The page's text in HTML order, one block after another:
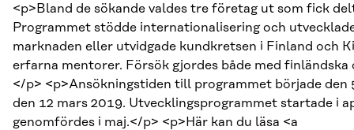
<p>Bland de sökande valdes tre företag ut som fick
Programmet stödde internationalisering och
marknaden eller utvidgade kundkretsen i Finland och
erfarna mentorer. Försök gjordes både med finländska
</p> <p>Ansökningstiden till programmet började den
den 12 mars 2019. Utvecklingsprogrammet startade i
genomfördes i maj.</p> <p>Här kan du läsa <a